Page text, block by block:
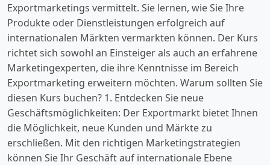
Exportmarketings vermittelt. Sie lernen, wie Sie Ihre
Produkte oder Dienstleistungen erfolgreich auf
internationalen Märkten vermarkten können. Der Kurs
richtet sich sowohl an Einsteiger als auch an erfahrene
Marketingexperten, die ihre Kenntnisse im Bereich
Exportmarketing erweitern möchten. Warum sollten Sie
diesen Kurs buchen? 1. Entdecken Sie neue
Geschäftsmöglichkeiten: Der Exportmarkt bietet Ihnen
die Möglichkeit, neue Kunden und Märkte zu
erschließen. Mit den richtigen Marketingstrategien
können Sie Ihr Geschäft auf internationale Ebene